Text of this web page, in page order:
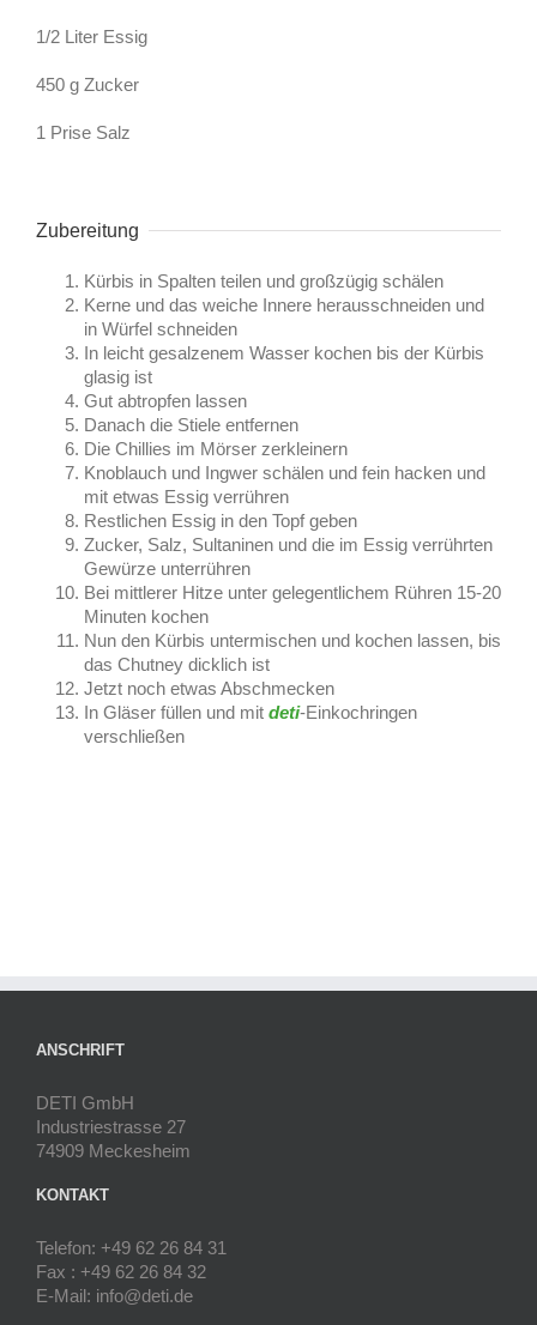
1/2 Liter Essig
450 g Zucker
1 Prise Salz
Zubereitung
Kürbis in Spalten teilen und großzügig schälen
Kerne und das weiche Innere herausschneiden und
in Würfel schneiden
In leicht gesalzenem Wasser kochen bis der Kürbis
glasig ist
Gut abtropfen lassen
Danach die Stiele entfernen
Die Chillies im Mörser zerkleinern
Knoblauch und Ingwer schälen und fein hacken und
mit etwas Essig verrühren
Restlichen Essig in den Topf geben
Zucker, Salz, Sultaninen und die im Essig verrührten
Gewürze unterrühren
Bei mittlerer Hitze unter gelegentlichem Rühren 15-20
Minuten kochen
Nun den Kürbis untermischen und kochen lassen, bis
das Chutney dicklich ist
Jetzt noch etwas Abschmecken
In Gläser füllen und mit deti-Einkochringen
verschließen
ANSCHRIFT
DETI GmbH
Industriestrasse 27
74909 Meckesheim
KONTAKT
Telefon: +49 62 26 84 31
Fax : +49 62 26 84 32
E-Mail: info@deti.de